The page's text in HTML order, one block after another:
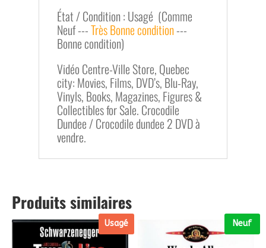
État / Condition : Usagé (Comme
Neuf ---Très Bonne condition---
Bonne condition)
Vidéo Centre-Ville Store, Quebec
city: Movies, Films, DVD’s, Blu-Ray,
Vinyls, Books, Magazines, Figures &
Collectibles for Sale. Crocodile
Dundee / Crocodile dundee 2 DVD à
vendre.
Produits similaires
Usagé Neuf